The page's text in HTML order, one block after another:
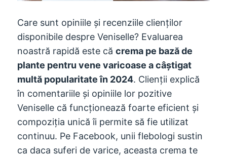
Care sunt opiniile și recenziile clienților
disponibile despre Veniselle? Evaluarea
noastră rapidă este căcrema pe bază de
plante pentru vene varicoase a câștigat
multă popularitate în 2024. Clienții explică
în comentariile și opiniile lor pozitive
Veniselle că funcționează foarte eficient și
compoziția unică îi permite să fie utilizat
continuu. Pe Facebook, unii flebologi sustin
ca daca suferi de varice, aceasta crema te